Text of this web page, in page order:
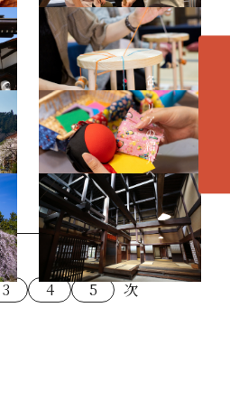
飛騨高山まちの体験交流
館（くみひも2）
飛騨高山まちの体験交流
館（さるぼぼ作り）
吉島家1
3 4 5 次
各エリアの紹介へ